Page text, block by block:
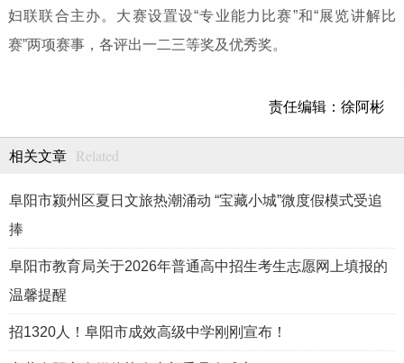
妇联联合主办。大赛设置设“专业能力比赛”和“展览讲解比
赛”两项赛事，各评出一二三等奖及优秀奖。
责任编辑：徐阿彬
相关文章 Related
阜阳市颍州区夏日文旅热潮涌动 “宝藏小城”微度假模式受追
捧
阜阳市教育局关于2026年普通高中招生考生志愿网上填报的
温馨提醒
招1320人！阜阳市成效高级中学刚刚宣布！